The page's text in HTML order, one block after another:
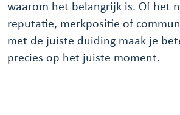
waarom het belangrijk is. Of het
reputatie, merkpositie of
met de juiste duiding maak je
precies op het juiste moment.